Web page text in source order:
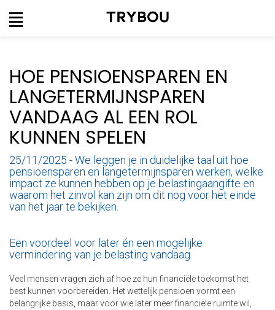
Gebouwen
Pensioen
Voertuigen
Ongeval
en ziekte
Rechtsbijstand
Aansprakelijkheid
Uw
woning
Rechtsbijstand
Hospitalisatie
Uw gezin
Sparen en
beleggen
HOE PENSIOENSPAREN EN
LANGETERMIJNSPAREN
VANDAAG AL EEN ROL
KUNNEN SPELEN
25/11/2025 - We leggen je in duidelijke taal uit hoe
pensioensparen en langetermijnsparen werken, welke
impact ze kunnen hebben op je belastingaangifte en
waarom het zinvol kan zijn om dit nog voor het einde
van het jaar te bekijken.
Een voordeel voor later én een mogelijke
vermindering van je belasting vandaag
Veel mensen vragen zich af hoe ze hun financiële toekomst het
best kunnen voorbereiden. Het wettelijk pensioen vormt een
belangrijke basis, maar voor wie later meer financiële ruimte wil,